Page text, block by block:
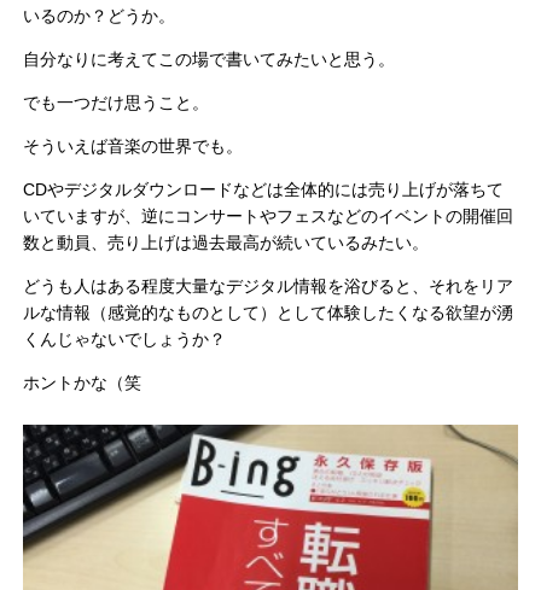
いるのか？どうか。
自分なりに考えてこの場で書いてみたいと思う。
でも一つだけ思うこと。
そういえば音楽の世界でも。
CDやデジタルダウンロードなどは全体的には売り上げが落ちて
いていますが、逆にコンサートやフェスなどのイベントの開催回
数と動員、売り上げは過去最高が続いているみたい。
どうも人はある程度大量なデジタル情報を浴びると、それをリア
ルな情報（感覚的なものとして）として体験したくなる欲望が湧
くんじゃないでしょうか？
ホントかな（笑